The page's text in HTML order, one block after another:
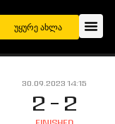
უყურე ახლა
30.09.2023 14:15
2 - 2